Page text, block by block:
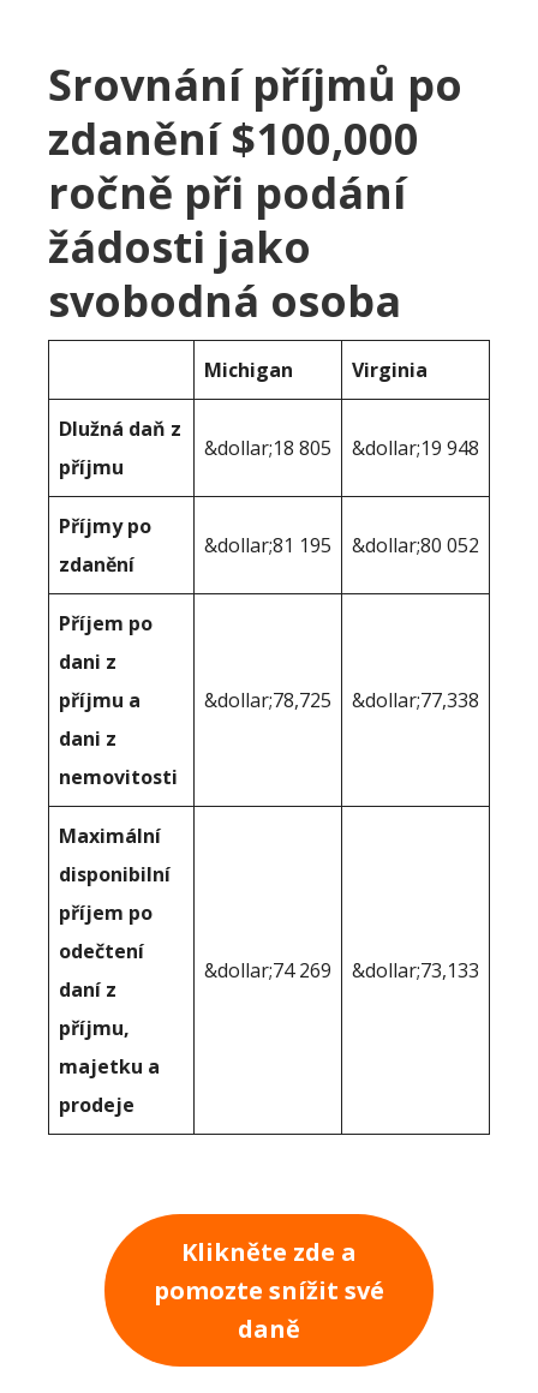
Srovnání příjmů po
zdanění $100,000
ročně při podání
žádosti jako
svobodná osoba
Michigan Virginia
Dlužná daň z
příjmu
&dollar;18 805 &dollar;19 948
Příjmy po
zdanění
&dollar;81 195 &dollar;80 052
Příjem po
dani z
příjmu a
dani z
nemovitosti
&dollar;78,725 &dollar;77,338
Maximální
disponibilní
příjem po
odečtení
daní z
příjmu,
majetku a
prodeje
&dollar;74 269 &dollar;73,133
Klikněte zde a
pomozte snížit své
daně